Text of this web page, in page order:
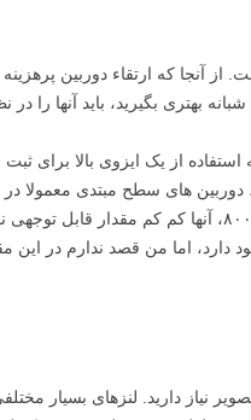
آنجا که ارتقاء دوربین
بگیرید، باید آنها را در
از یک ایزوی بالا برای ثبت
های سطح مبتدی معمولا در
خوبی عمل نمی کنند. در یک مقدار کمتر مانند ایزو ۸۰۰، آنها کم
اما من قصد ندارم در این
نیاز دارید. لنزهای بسیار